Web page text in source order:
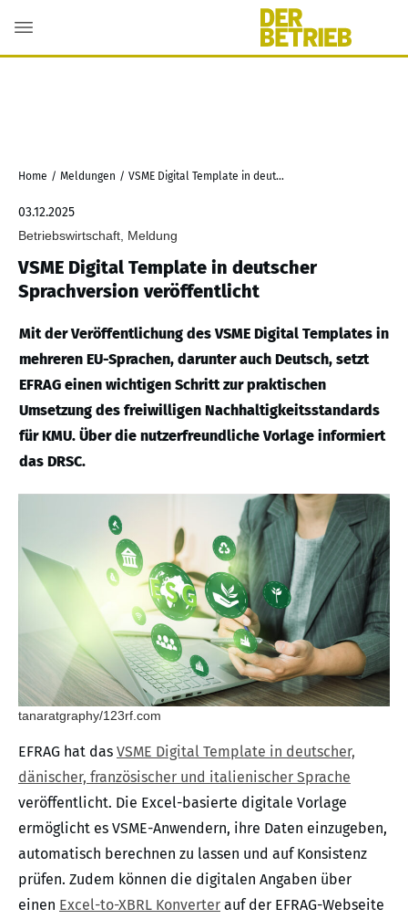
Home / Meldungen / VSME Digital Template in deutscher Sprachversion veröffentlicht
03.12.2025
Betriebswirtschaft, Meldung
VSME Digital Template in deutscher
Sprachversion veröffentlicht
Mit der Veröffentlichung des VSME Digital Templates in
mehreren EU-Sprachen, darunter auch Deutsch, setzt
EFRAG einen wichtigen Schritt zur praktischen
Umsetzung des freiwilligen Nachhaltigkeitsstandards
für KMU. Über die nutzerfreundliche Vorlage informiert
das DRSC.
tanaratgraphy/123rf.com
EFRAG hat das VSME Digital Template in deutscher,
dänischer, französischer und italienischer Sprache
veröffentlicht. Die Excel-basierte digitale Vorlage
ermöglicht es VSME-Anwendern, ihre Daten einzugeben,
automatisch berechnen zu lassen und auf Konsistenz
prüfen. Zudem können die digitalen Angaben über
einen Excel-to-XBRL Konverter auf der EFRAG-Webseite